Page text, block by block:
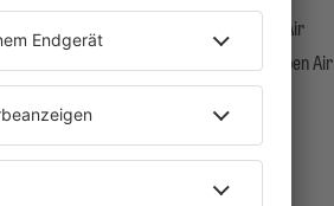
10.07.2026 | Nürnberg, Stadionpark Open Air
11.07.2026 | Hannover, Gilde Park Bühne Open Air
14.07.2026 | Berlin, Tempodrom
15.07.2026 | Leipzig, Haus Auensee